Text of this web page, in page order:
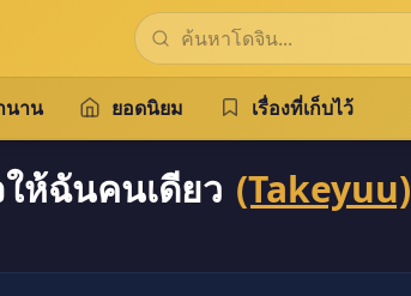
นาน ยอดนิยม เรื่องที่เก็บไว้
ห้ฉันคนเดียว (Takeyuu)